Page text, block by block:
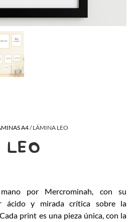
A4/ LÁMINA LEO
por Mercrominah, con su
ácido y mirada crítica sobre la
print es una pieza única, con la